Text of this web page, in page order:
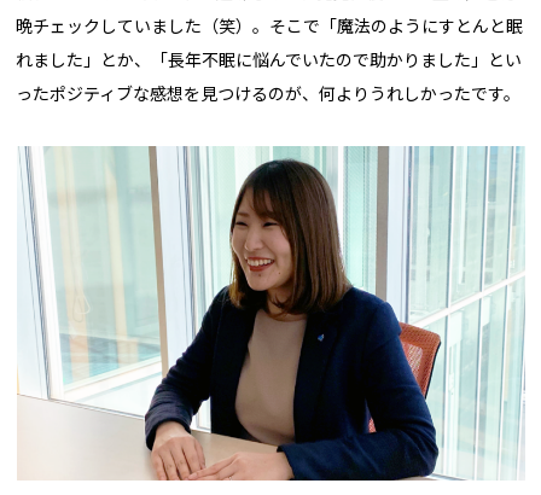
晩チェックしていました（笑）。そこで「魔法のようにすとんと眠
れました」とか、「長年不眠に悩んでいたので助かりました」とい
ったポジティブな感想を見つけるのが、何よりうれしかったです。